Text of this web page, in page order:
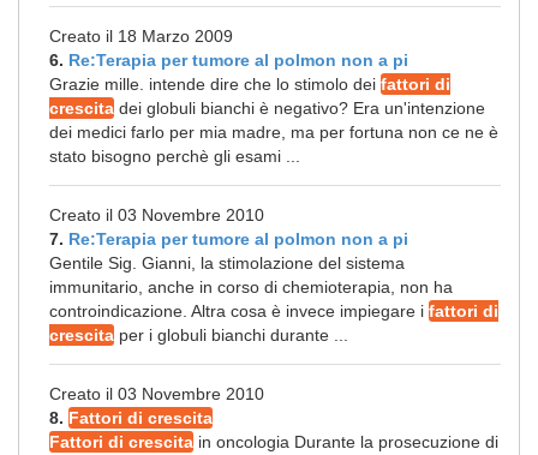
Creato il 18 Marzo 2009
6. Re:Terapia per tumore al polmon non a pi
Grazie mille. intende dire che lo stimolo dei fattori di
crescita dei globuli bianchi è negativo? Era un'intenzione
dei medici farlo per mia madre, ma per fortuna non ce ne è
stato bisogno perchè gli esami ...
Creato il 03 Novembre 2010
7. Re:Terapia per tumore al polmon non a pi
Gentile Sig. Gianni, la stimolazione del sistema
immunitario, anche in corso di chemioterapia, non ha
controindicazione. Altra cosa è invece impiegare i fattori di
crescita per i globuli bianchi durante ...
Creato il 03 Novembre 2010
8. Fattori di crescita
Fattori di crescita in oncologia Durante la prosecuzione di